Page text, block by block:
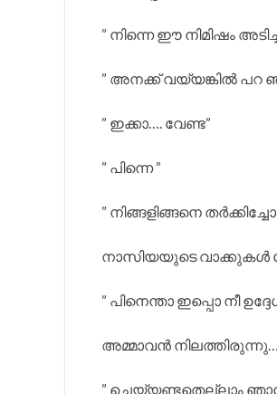
” നിന്നെ ഈ നിമിഷം
” അനക്ക് വയ്യങ്കിൽ പറ
” ഇക്കാ…. വേണ്ട”
” പിന്നെ ”
” നിങ്ങളിങ്ങനെ
നാസിയയുടെ വാക്കുകൾ
” പിനെന്താ ഇപ്പൊ നീ
അമ്മാവൻ നിലത്തിരുന്നു…
” ചെയ്യണ്ടതെല്ലാം